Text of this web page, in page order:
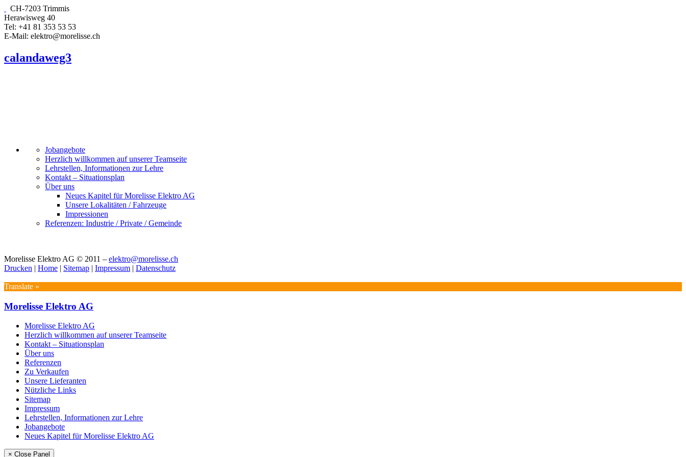
CH-7203 Trimmis
Herawisweg 40
Tel: +41 81 353 53 53
E-Mail: elektro@morelisse.ch
calandaweg3
Jobangebote
Herzlich willkommen auf unserer Teamseite
Lehrstellen, Informationen zur Lehre
Kontakt – Situationsplan
Über uns
Neues Kapitel für Morelisse Elektro AG
Unsere Lokalitäten / Fahrzeuge
Impressionen
Referenzen: Industrie / Private / Gemeinde
Morelisse Elektro AG © 2011 – elektro@morelisse.ch
Drucken | Home | Sitemap | Impressum | Datenschutz
Translate »
Morelisse Elektro AG
Morelisse Elektro AG
Herzlich willkommen auf unserer Teamseite
Kontakt – Situationsplan
Über uns
Referenzen
Zu Verkaufen
Unsere Lieferanten
Nützliche Links
Sitemap
Impressum
Lehrstellen, Informationen zur Lehre
Jobangebote
Neues Kapitel für Morelisse Elektro AG
× Close Panel